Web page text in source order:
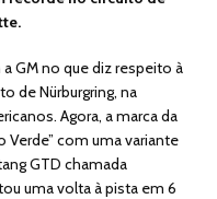
GM no que diz respeito à
de Nürburgring, na
Agora, a marca da
Verde” com uma variante
GTD chamada
uma volta à pista em 6